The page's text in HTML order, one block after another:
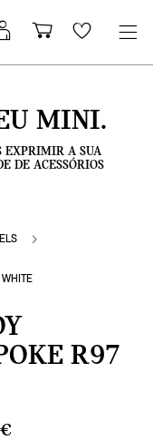
Iniciar
sessão
Carrinho
de
Wishlist
MINI.
EXPRIMIR A SUA
DE ACESSÓRIOS
R97